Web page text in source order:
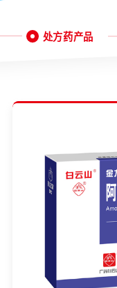
处方药产品